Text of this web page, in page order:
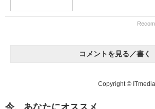
コメントを見る／書く
Copyright ©
今、あなたにオススメ